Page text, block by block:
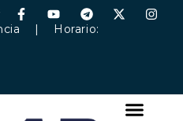
| Horario: